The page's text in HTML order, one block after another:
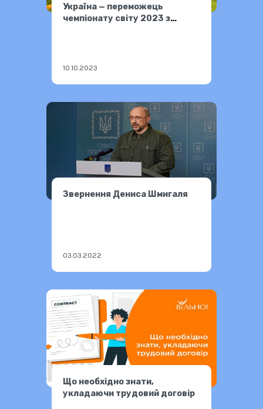
Україна — переможець
чемпіонату світу 2023 з
10.10.2023
Звернення Дениса Шмигаля
03.03.2022
Що необхідно знати,
укладаючи трудовий договір